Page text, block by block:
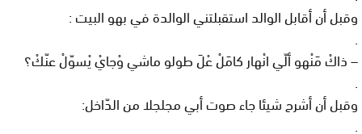
وقبلأنأقابلالوالداستقبلتنيالوالدةفيبهوالبيت:
.
–ذاكْمَنْهوألّيانْهار كامَلْعْلَطولوماشيوْجايْيْسوّلْعنّكْ؟
.
وقبلأنأشرحشيئاجاءصوتأبيمجلجلامنالدّاخل:
.